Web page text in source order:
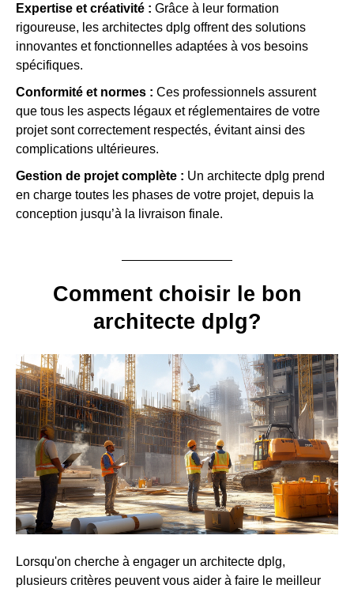
Expertise et créativité : Grâce à leur formation
rigoureuse, les architectes dplg offrent des solutions
innovantes et fonctionnelles adaptées à vos besoins
spécifiques.
Conformité et normes : Ces professionnels assurent
que tous les aspects légaux et réglementaires de votre
projet sont correctement respectés, évitant ainsi des
complications ultérieures.
Gestion de projet complète : Un architecte dplg prend
en charge toutes les phases de votre projet, depuis la
conception jusqu’à la livraison finale.
Comment choisir le bon
architecte dplg?
Lorsqu'on cherche à engager un architecte dplg,
plusieurs critères peuvent vous aider à faire le meilleur